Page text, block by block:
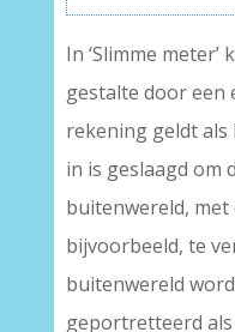
In ‘Slimme
gestalte door een
rekening geldt
in is geslaagd om
buitenwereld,
bijvoorbeeld, te
buitenwereld
geportretteerd